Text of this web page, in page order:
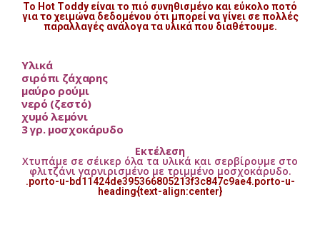
Το Hot Τoddy είναι το πιό συνηθισμένο και εύκολο ποτό
για το χειμώνα δεδομένου ότι μπορεί να γίνει σε πολλές
παραλλαγές ανάλογα τα υλικά που διαθέτουμε.
Υλικά
σιρόπι ζάχαρης
μαύρο ρούμι
νερό (ζεστό)
χυμό λεμόνι
3 γρ. μοσχοκάρυδο
Εκτέλεση
Χτυπάμε σε σέικερ όλα τα υλικά και σερβίρουμε στο
φλιτζάνι γαρνιρισμένο με τριμμένο μοσχοκάρυδο.
.porto-u-bd11424de395366805213f3c847c9ae4.porto-u-
heading{text-align:center}